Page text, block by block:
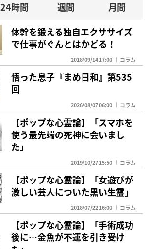
24時間 週間
月間
体幹を鍛える独自エクササイズ
で仕事がぐんとはかどる！
2018/09/14 17:00 コラム
悟った息子『まめ日和』第535
回
2026/08/07 06:00 コラム
【ポップな心霊論】「スマホを
使う最先端の死神に会いまし
た」
2019/10/27 15:50 コラム
【ポップな心霊論】「女遊びが
激しい芸人についた黒い生霊」
2018/07/22 16:00 コラム
【ポップな心霊論】「手術成功
後に…金魚が不運を引き受け